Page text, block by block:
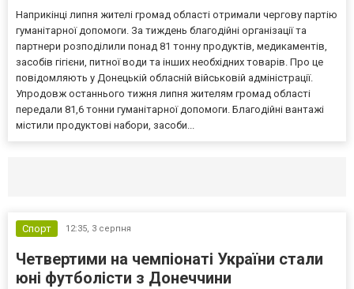
Наприкінці липня жителі громад області отримали чергову партію
гуманітарної допомоги. За тиждень благодійні організації та
партнери розподілили понад 81 тонну продуктів, медикаментів,
засобів гігієни, питної води та інших необхідних товарів. Про це
повідомляють у Донецькій обласній військовій адміністрації.
Упродовж останнього тижня липня жителям громад області
передали 81,6 тонни гуманітарної допомоги. Благодійні вантажі
містили продуктові набори, засоби...
Спорт 12:35, 3 серпня
Четвертими на чемпіонаті України стали
юні футболісти з Донеччини